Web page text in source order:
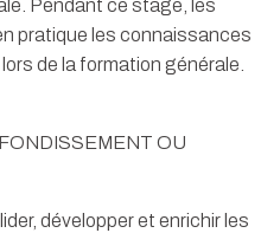
Pendant ce stage, les
pratique les connaissances
de la formation générale.
OU
développer et enrichir les